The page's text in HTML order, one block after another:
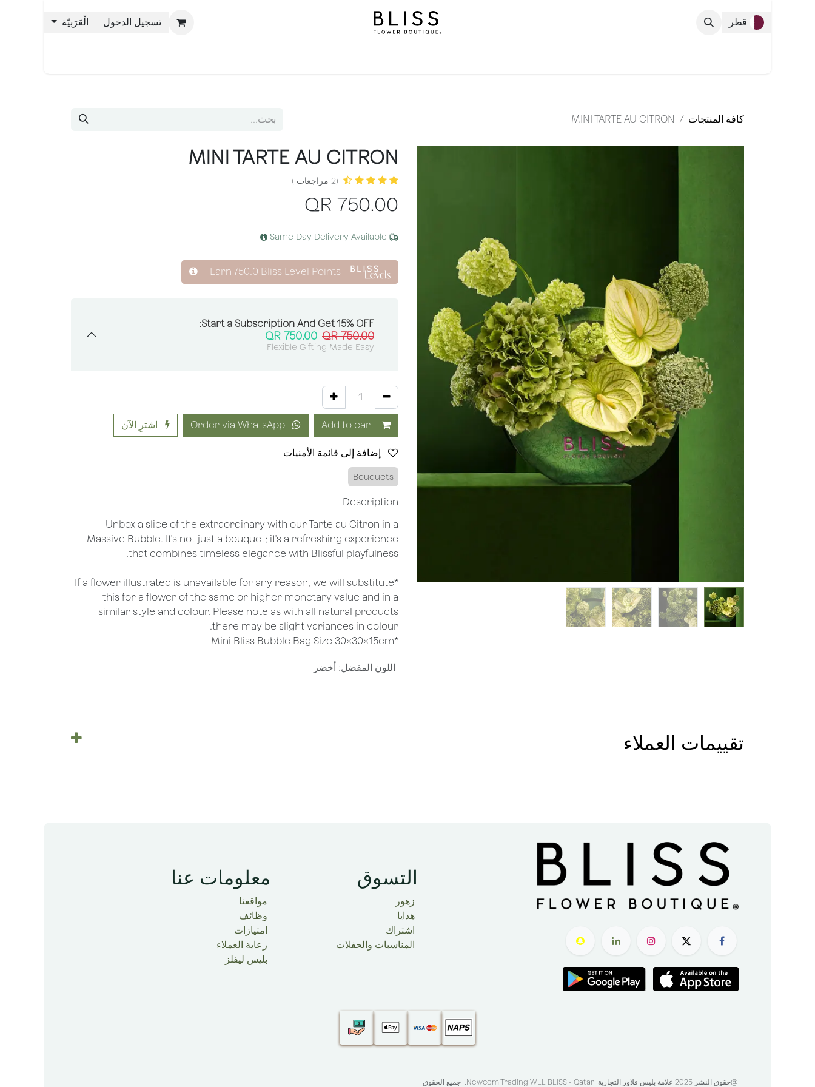
قطر
تسجيل الدخول الْعَرَبيّة
كافة المنتجات MINI TARTE AU CITRON
MINI TARTE AU CITRON
(2 مراجعات )
750.00
Same Day Delivery Available
Earn 750.0 Bliss Level Points
Start a Subscription And Get 15% OFF:
750.00
QR
750.00
Flexible Gifting Made Easy
اشترِ الآن
Bouquets
Description
Unbox a slice of the extraordinary with our Tarte au Citron in a
Massive Bubble. It's not just a bouquet; it's a refreshing experience
that combines timeless elegance with Blissful playfulness.
*If a flower illustrated is unavailable for any reason, we will substitute
this for a flower of the same or higher monetary value and in a
similar style and colour. Please note as with all natural products
there may be slight variances in colour.
*Mini Bliss Bubble Bag Size 30x30x15cm
اللون المفضل: أخضر
تقييمات العملاء
التسوق
زهور
هدايا
اشتراك
المناسبات والحفلات
معلومات عنا
مواقعنا
وظائف
امتيازات
رعاية العملاء
بليس ليفلز
@حقوق النشر 2025 علامة بليس فلاور التجارية Newcom Trading WLL BLISS - Qatar. جميع الحقوق